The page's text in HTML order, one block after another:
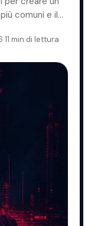
comuni e il
·11 min di lettura